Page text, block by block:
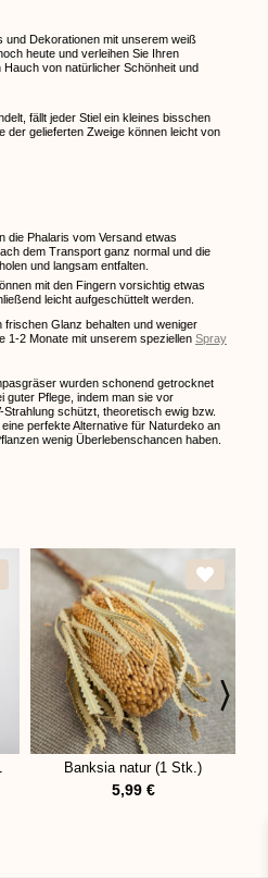
und Dekorationen mit unserem weiß
heute und verleihen Sie Ihren
von natürlicher Schönheit und
fällt jeder Stiel ein kleines bisschen
der gelieferten Zweige können leicht von
die Phalaris vom Versand etwas
dem Transport ganz normal und die
und langsam entfalten.
mit den Fingern vorsichtig etwas
leicht aufgeschüttelt werden.
Glanz behalten und weniger
1-2 Monate mit unserem speziellen Spray
wurden schonend getrocknet
guter Pflege, indem man sie vor
schützt, theoretisch ewig bzw.
perfekte Alternative für Naturdeko an
wenig Überlebenschancen haben.
Banksia natur (1 Stk.)
5,99 €